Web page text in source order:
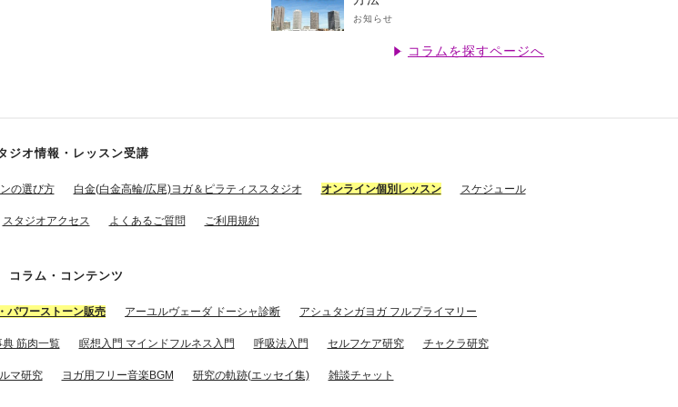
お知らせ
コラムを探すページへ
ジオ情報・レッスン受講
の選び方 白金(白金高輪/広尾)ヨガ＆ピラティススタジオ オンライン個別レッスン スケジュール
スタジオアクセス よくあるご質問 ご利用規約
コラム・コンテンツ
パワーストーン販売 アーユルヴェーダ ドーシャ診断 アシュタンガヨガ フルプライマリー
筋肉一覧 瞑想入門 マインドフルネス入門 呼吸法入門 セルフケア研究 チャクラ研究
マ研究 ヨガ用フリー音楽BGM 研究の軌跡(エッセイ集) 雑談チャット